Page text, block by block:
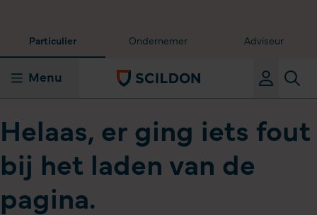
Particulier Ondernemer Adviseur
Menu
Helaas, er ging iets fout
bij het laden van de
pagina.